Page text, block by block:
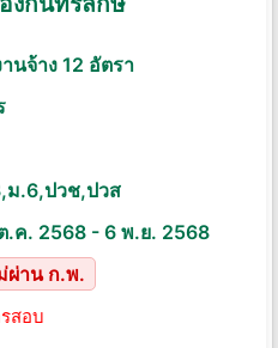
นจ้าง 12 อัตรา
.6,ปวช,ปวส
.ค. 2568 - 6 พ.ย. 2568
ผ่าน ก.พ.
สอบ